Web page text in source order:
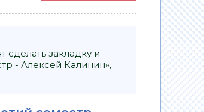
закладку и
- Алексей Калинин»,